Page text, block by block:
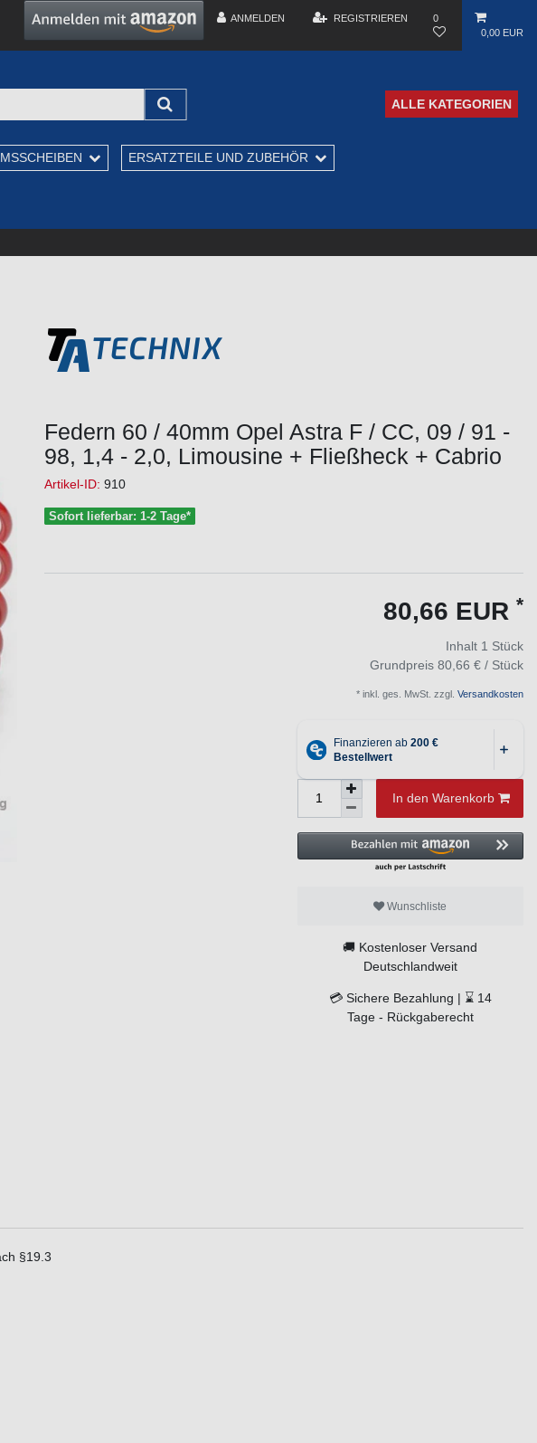
ANMELDEN REGISTRIEREN
0
0,00 EUR
ALLE KATEGORIEN
ERSATZTEILE UND ZUBEHÖR
Federn 60 / 40mm Opel Astra F / CC, 09 / 91 -
98, 1,4 - 2,0, Limousine + Fließheck + Cabrio
Artikel-ID: 910
Sofort lieferbar: 1-2 Tage*
80,66 EUR *
Inhalt 1 Stück
Grundpreis 80,66 € / Stück
* inkl. ges. MwSt. zzgl. Versandkosten
In den Warenkorb
Wunschliste
🚚 Kostenloser Versand
Deutschlandweit
💳 Sichere Bezahlung | ⌛ 14
Tage - Rückgaberecht
§19.3